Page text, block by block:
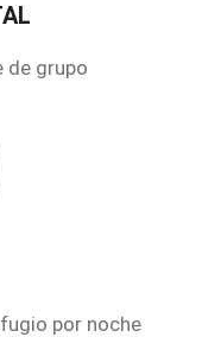
de grupo
por noche